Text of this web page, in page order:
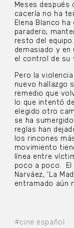
#cine español
Meses después
cacería no ha
Elena Blanco
paradero,
resto del
demasiado y
el control de su
Pero la
nuevo hallazgo
remedio que
lo que intentó
elegido otro
se ha
reglas han
los rincones
movimiento
línea entre
poco a poco. El
Narváez, ‘La
entramado aún